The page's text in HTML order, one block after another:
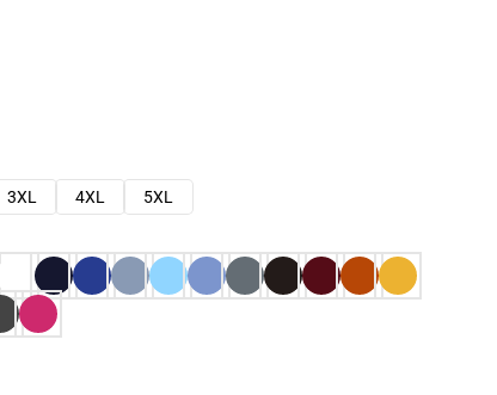
3XL 4XL
5XL